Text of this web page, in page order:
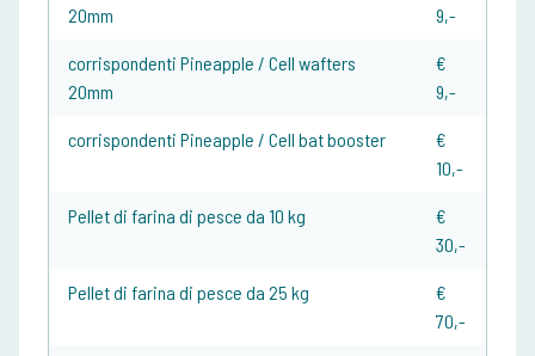
20mm
9,-
corrispondenti Pineapple / Cell wafters
20mm
€
9,-
corrispondenti Pineapple / Cell bat booster
€
10,-
Pellet di farina di pesce da 10 kg
€
30,-
Pellet di farina di pesce da 25 kg
€
70,-